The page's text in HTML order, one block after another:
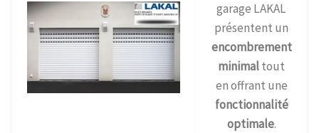
garage LAKAL
présentent un
encombrement
minimaltout
en offrant une
fonctionnalité
optimale.